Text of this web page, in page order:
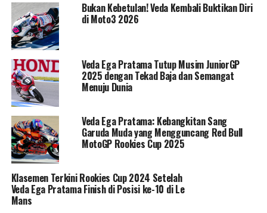
Meskipun memulai balapan dari urutan ke-11, Veda
hanya berjarak 1.117 detik dari pole position. Pembalap
tercepat, Quiles, mencatatkan waktu 1 menit 44.230
detik, sedangkan Veda mencatatkan waktu 1 menit
45.347 detik.
Kita tunggu aksi dari Veda dalam balapan pertama
streaming di Facebook Red Bull atau Red Bull TV.
RELATED TOPICS:
UP NEXT
Hasil Race 2 OnePrix Palangkaraya
Bukan Kebetulan! Veda Kembali Buktikan Diri
di Moto3 2026
Veda Ega Pratama Tutup Musim JuniorGP
2025 dengan Tekad Baja dan Semangat
Menuju Dunia
Veda Ega Pratama: Kebangkitan Sang
Garuda Muda yang Mengguncang Red Bull
MotoGP Rookies Cup 2025
Klasemen Terkini Rookies Cup 2024 Setelah
Veda Ega Pratama Finish di Posisi ke-10 di Le
Mans